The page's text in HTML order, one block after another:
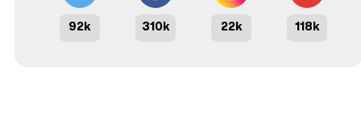
92k 310k 22k 118k